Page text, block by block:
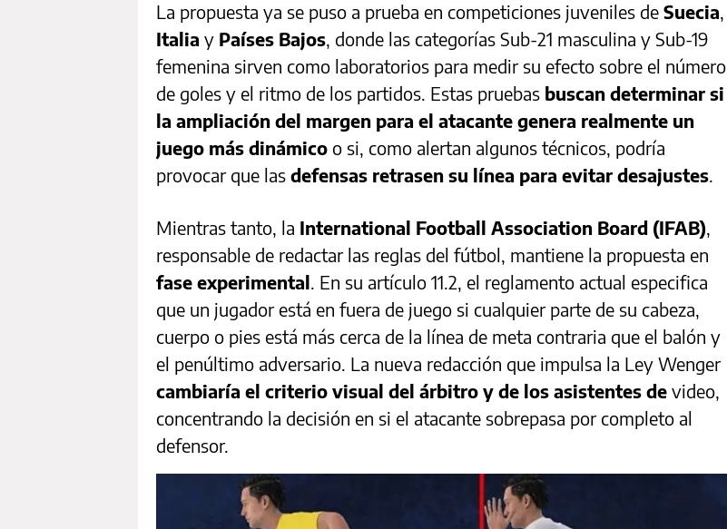
La propuesta ya se puso a prueba en competiciones juveniles de Suecia,
Italia y Países Bajos, donde las categorías Sub-21 masculina y Sub-19
femenina sirven como laboratorios para medir su efecto sobre el número
de goles y el ritmo de los partidos. Estas pruebas buscan determinar si
la ampliación del margen para el atacante genera realmente un
juego más dinámico o si, como alertan algunos técnicos, podría
provocar que las defensas retrasen su línea para evitar desajustes.
Mientras tanto, la International Football Association Board (IFAB),
responsable de redactar las reglas del fútbol, mantiene la propuesta en
fase experimental. En su artículo 11.2, el reglamento actual especifica
que un jugador está en fuera de juego si cualquier parte de su cabeza,
cuerpo o pies está más cerca de la línea de meta contraria que el balón y
el penúltimo adversario. La nueva redacción que impulsa la Ley Wenger
cambiaría el criterio visual del árbitro y de los asistentes de video,
concentrando la decisión en si el atacante sobrepasa por completo al
defensor.